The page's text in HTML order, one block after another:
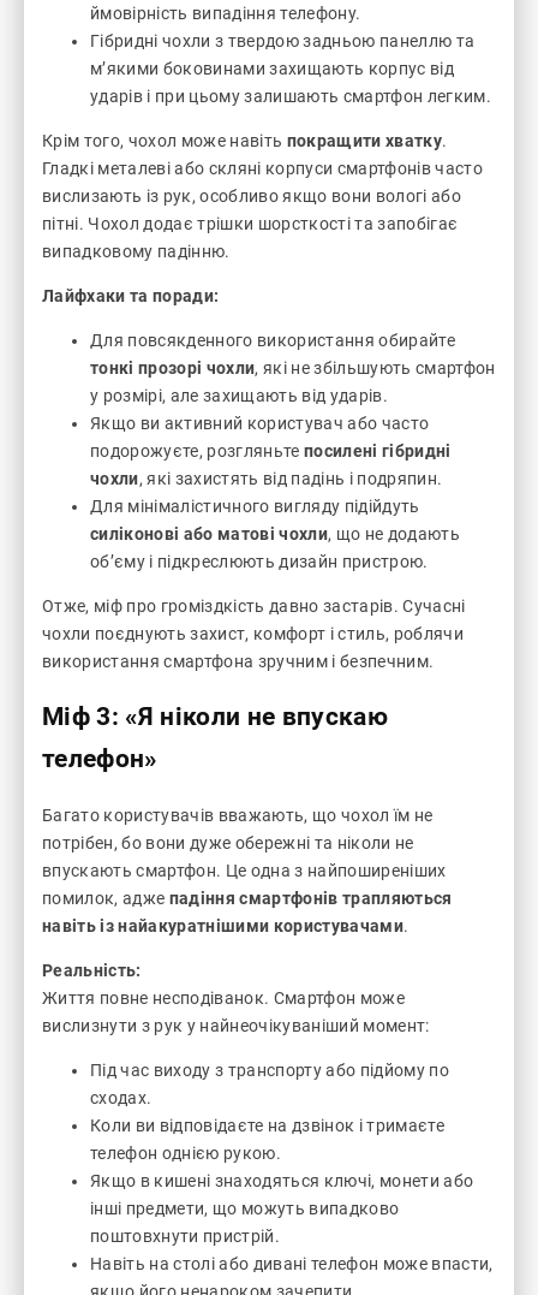
ймовірність випадіння телефону.
Гібридні чохли з твердою задньою панеллю та
м’якими боковинами захищають корпус від
ударів і при цьому залишають смартфон легким.
Крім того, чохол може навіть покращити хватку.
Гладкі металеві або скляні корпуси смартфонів часто
вислизають із рук, особливо якщо вони вологі або
пітні. Чохол додає трішки шорсткості та запобігає
випадковому падінню.
Лайфхаки та поради:
Для повсякденного використання обирайте
тонкі прозорі чохли, які не збільшують смартфон
у розмірі, але захищають від ударів.
Якщо ви активний користувач або часто
подорожуєте, розгляньте посилені гібридні
чохли, які захистять від падінь і подряпин.
Для мінімалістичного вигляду підійдуть
силіконові або матові чохли, що не додають
об’єму і підкреслюють дизайн пристрою.
Отже, міф про громіздкість давно застарів. Сучасні
чохли поєднують захист, комфорт і стиль, роблячи
використання смартфона зручним і безпечним.
Міф 3: «Я ніколи не впускаю
телефон»
Багато користувачів вважають, що чохол їм не
потрібен, бо вони дуже обережні та ніколи не
впускають смартфон. Це одна з найпоширеніших
помилок, адже падіння смартфонів трапляються
навіть із найакуратнішими користувачами.
Реальність:
Життя повне несподіванок. Смартфон може
вислизнути з рук у найнеочікуваніший момент:
Під час виходу з транспорту або підйому по
сходах.
Коли ви відповідаєте на дзвінок і тримаєте
телефон однією рукою.
Якщо в кишені знаходяться ключі, монети або
інші предмети, що можуть випадково
поштовхнути пристрій.
Навіть на столі або дивані телефон може впасти,
якщо його ненароком зачепити.